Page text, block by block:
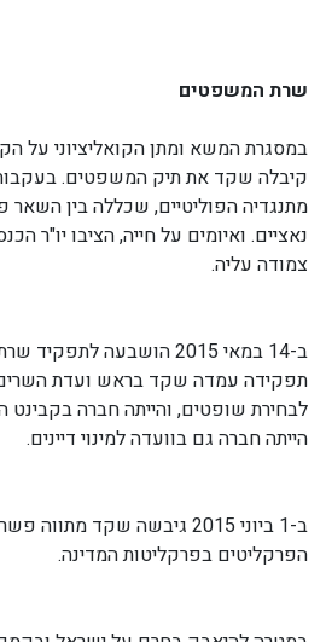
שרת המשפטים
קיבלה שקד את תיק המשפטים.
מתנגדיה הפוליטיים, שכללה בין
נאציים. ואיומים על חייה, הציבו יו"ר
צמודה עליה.
ב-14 במאי 2015 הושבעה
תפקידה עמדה שקד בראש ועדת השרים
לבחירת שופטים, והייתה חברה בקבינט
הייתה חברה גם בוועדה למינוי דיינים.
ב-1 ביוני 2015 גיבשה שקד
הפרקליטים בפרקליטות המדינה.